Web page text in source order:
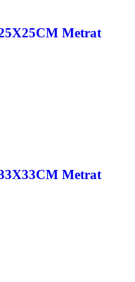
Metrat
Metrat